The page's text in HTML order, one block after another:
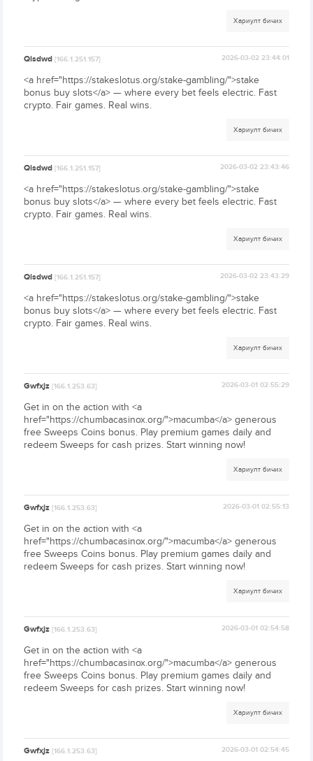
Хариулт бичих
Qisdwd[166.1.251.157] 2026-03-02 23:44:01
<a href="https://stakeslotus.org/stake-gambling/">stake
bonus buy slots</a> — where every bet feels electric. Fast
crypto. Fair games. Real wins.
Хариулт бичих
Qisdwd[166.1.251.157] 2026-03-02 23:43:46
<a href="https://stakeslotus.org/stake-gambling/">stake
bonus buy slots</a> — where every bet feels electric. Fast
crypto. Fair games. Real wins.
Хариулт бичих
Qisdwd[166.1.251.157] 2026-03-02 23:43:29
<a href="https://stakeslotus.org/stake-gambling/">stake
bonus buy slots</a> — where every bet feels electric. Fast
crypto. Fair games. Real wins.
Хариулт бичих
Gwfxjz[166.1.253.63] 2026-03-01 02:55:29
Get in on the action with <a
href="https://chumbacasinox.org/">macumba</a> generous
free Sweeps Coins bonus. Play premium games daily and
redeem Sweeps for cash prizes. Start winning now!
Хариулт бичих
Gwfxjz[166.1.253.63] 2026-03-01 02:55:13
Get in on the action with <a
href="https://chumbacasinox.org/">macumba</a> generous
free Sweeps Coins bonus. Play premium games daily and
redeem Sweeps for cash prizes. Start winning now!
Хариулт бичих
Gwfxjz[166.1.253.63] 2026-03-01 02:54:58
Get in on the action with <a
href="https://chumbacasinox.org/">macumba</a> generous
free Sweeps Coins bonus. Play premium games daily and
redeem Sweeps for cash prizes. Start winning now!
Хариулт бичих
Gwfxjz[166.1.253.63] 2026-03-01 02:54:45